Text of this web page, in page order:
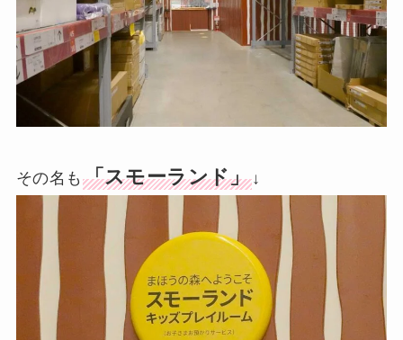
その名も 「スモーランド」↓